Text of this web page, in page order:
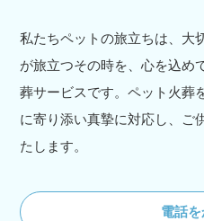
私たちペットの旅立ちは、大
が旅立つその時を、心を込め
葬サービスです。ペット火葬
に寄り添い真摯に対応し、ご
たします。
電話